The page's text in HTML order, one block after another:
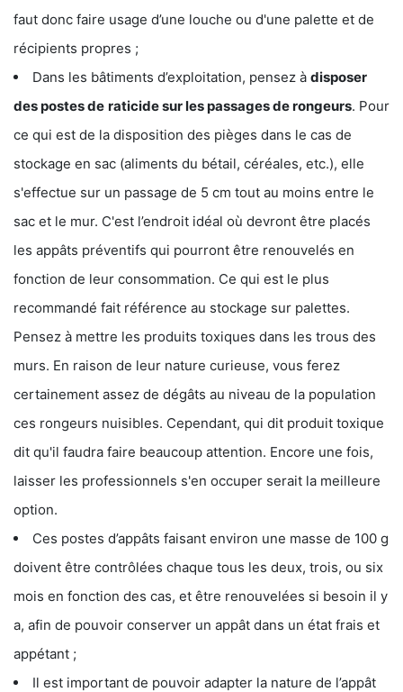
faut donc faire usage d’une louche ou d'une palette et de
récipients propres ;
Dans les bâtiments d’exploitation, pensez à disposer
des postes de raticide sur les passages de rongeurs. Pour
ce qui est de la disposition des pièges dans le cas de
stockage en sac (aliments du bétail, céréales, etc.), elle
s'effectue sur un passage de 5 cm tout au moins entre le
sac et le mur. C'est l’endroit idéal où devront être placés
les appâts préventifs qui pourront être renouvelés en
fonction de leur consommation. Ce qui est le plus
recommandé fait référence au stockage sur palettes.
Pensez à mettre les produits toxiques dans les trous des
murs. En raison de leur nature curieuse, vous ferez
certainement assez de dégâts au niveau de la population
ces rongeurs nuisibles. Cependant, qui dit produit toxique
dit qu'il faudra faire beaucoup attention. Encore une fois,
laisser les professionnels s'en occuper serait la meilleure
option.
Ces postes d’appâts faisant environ une masse de 100 g
doivent être contrôlées chaque tous les deux, trois, ou six
mois en fonction des cas, et être renouvelées si besoin il y
a, afin de pouvoir conserver un appât dans un état frais et
appétant ;
Il est important de pouvoir adapter la nature de l’appât